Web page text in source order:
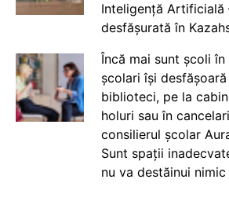
Inteligență Artificială
desfășurată în
Încă mai sunt școli
școlari își
biblioteci, pe la
holuri sau în
consilierul școlar
Sunt spații
nu va destăinui